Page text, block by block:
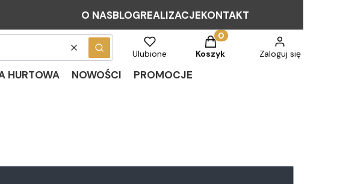
O NASBLOGREALIZACJEKONTAKT
WyczyśćSzukaj Ulubione
Produkty w koszyku: 0.
Koszyk Zaloguj się
HURTOWA NOWOŚCI PROMOCJE